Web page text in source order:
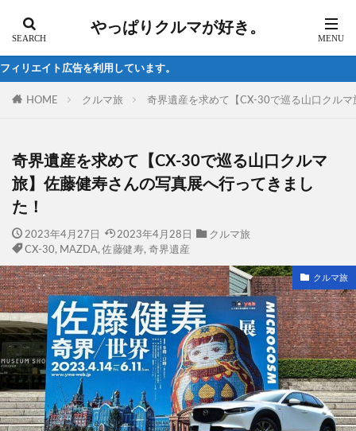
やっぱりクルマが好き。
。
HOME クルマ旅 奇界遺産を求めて【CX-30で巡る山口クル
奇界遺産を求めて【CX-30で巡る山口クルマ
旅】佐藤健寿さんの写真展へ行ってきまし
た！
2023年4月27日 2023年4月28日
クルマ旅
CX-30, MAZDA,佐藤健寿, 奇界遺産
クルマ旅